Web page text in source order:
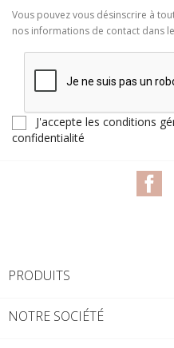
Vous pouvez vous désinscrire à
nos informations de contact dans
J'accepte les conditions
confidentialité
PRODUITS
NOTRE SOCIÉTÉ